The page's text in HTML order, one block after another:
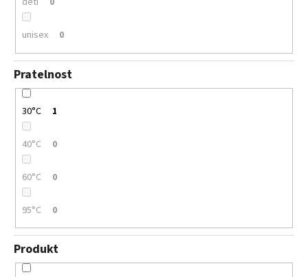
unisex 0
Pratelnost
30°C 1
40°C 0
60°C 0
95°C 0
Produkt